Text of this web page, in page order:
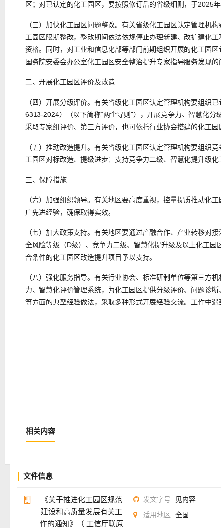
区；对已认定的化工园区，要按照修订后的省级细则，于2025
（三）加快化工园区问题整改。有关省级化工园区认定管理机
工园区限期整改，整改期间依法依规停止办理新建、改扩建化
资格。同时，对工业和信息化部等部门前期组织开展的化工园
国务院安委会办公室化工园区安全整治提升专家指导服务发现
二、开展化工园区评价及改造
（四）开展分级评价。有关省级化工园区认定管理机构要组织
6313-2024）（以下简称“两个导则”），开展竞争力、智慧化
采取专家组评价、第三方评价，也可依托行业协会搭建的化工
（五）推动改造提升。有关省级化工园区认定管理机构要组织
工园区对标改造、提级进步；支持竞争力二级、智慧化提升级
三、保障措施
（六）加强组织领导。有关地区要高度重视，控量提质推动化
广先进经验，确保取得实效。
（七）加大政策支持。有关地区要通过产融合作、产业转移对
全风险等级（D级）、竞争力二级、智慧化提升级及以上化工
合条件的化工园区改造提升项目予以支持。
（八）强化服务指导。有关行业协会、标准研制单位等第三方
力、智慧化评价管理系统，为化工园区提供分级评价、问题诊
等方面的典型经验做法，采取多种形式开展经验交流。工作中
相关内容
文件信息
《关于推进化工园区规范
建设和高质量发展有关工
作的通知》（ 工信厅联原
发文字号
见内容
适用地区
全国